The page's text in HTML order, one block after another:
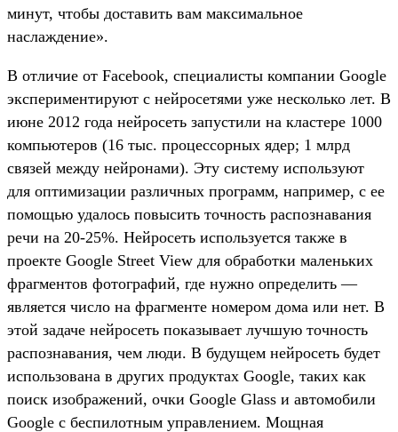
минут, чтобы доставить вам максимальное
наслаждение».
В отличие от Facebook, специалисты компании Google
экспериментируют с нейросетями уже несколько лет. В
июне 2012 года нейросеть запустили на кластере 1000
компьютеров (16 тыс. процессорных ядер; 1 млрд
связей между нейронами). Эту систему используют
для оптимизации различных программ, например, с ее
помощью удалось повысить точность распознавания
речи на 20-25%. Нейросеть используется также в
проекте Google Street View для обработки маленьких
фрагментов фотографий, где нужно определить —
является число на фрагменте номером дома или нет. В
этой задаче нейросеть показывает лучшую точность
распознавания, чем люди. В будущем нейросеть будет
использована в других продуктах Google, таких как
поиск изображений, очки Google Glass и автомобили
Google с беспилотным управлением. Мощная